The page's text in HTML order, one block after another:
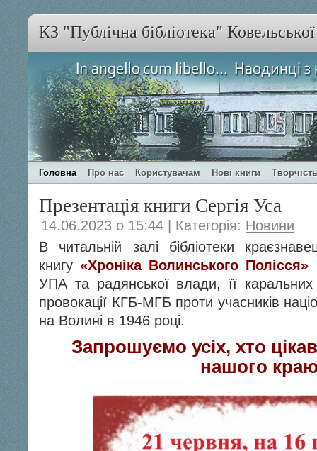
КЗ "Публічна бібліотека"
Головна Про нас Користувачам Нові книги
Презентація книги Сергія Уса
14.06.2023 о 15:44 | Категорія: Новини
В читальній залі бібліотеки
книгу «Хроніка Волинського Полісся»
УПА та радянської влади, її каральних
провокації КГБ-МГБ проти учасників
на Волині в 1946 році.
Запрошуємо усіх, хто
нашого